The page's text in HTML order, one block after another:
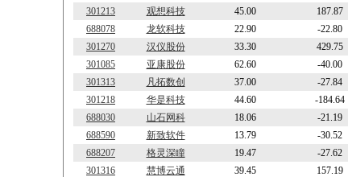
301213
观想科技 45.00 187.87
688078
龙软科技 22.90 -22.80
301270
汉仪股份 33.30 429.75
301085
亚康股份 62.60 -40.00
301313
凡拓数创 37.00 -27.84
301218
华是科技 44.60 -184.64
688030
山石网科 18.06 -21.19
688590
新致软件 13.79 -30.52
688207
格灵深瞳 19.47 -27.62
301316
慧博云通 39.45 157.19